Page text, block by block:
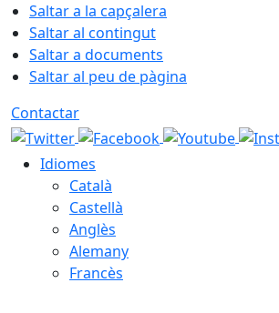
Saltar a la capçalera
Saltar al contingut
Saltar a documents
Saltar al peu de pàgina
Contactar
Idiomes
Català
Castellà
Anglès
Alemany
Francès